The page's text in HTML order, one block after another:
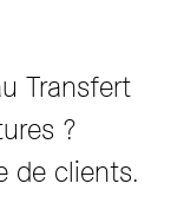
Transfert
?
de clients.